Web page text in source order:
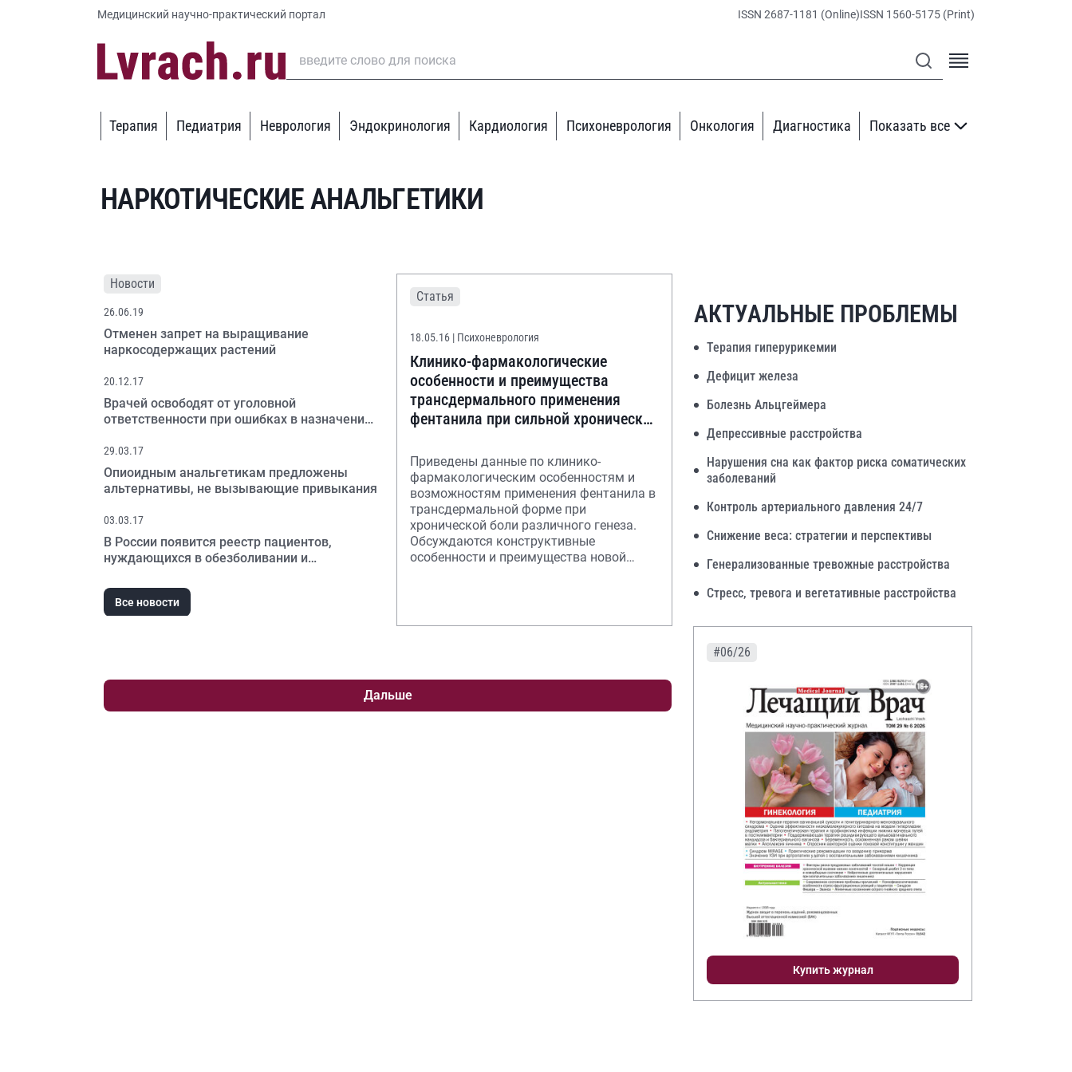
Медицинский научно-практический портал ISSN 2687-1181 (Online)ISSN 1560-5175 (Print)
Терапия Педиатрия Неврология Эндокринология Кардиология Психоневрология Онкология Диагностика Показать все
НАРКОТИЧЕСКИЕ АНАЛЬГЕТИКИ
Новости
26.06.19
Отменен запрет на выращивание
наркосодержащих растений
20.12.17
Врачей освободят от уголовной
ответственности при ошибках в назначении
29.03.17
Опиоидным анальгетикам предложены
альтернативы, не вызывающие привыкания
03.03.17
В России появится реестр пациентов,
нуждающихся в обезболивании и
Все новости
Статья
18.05.16 | Психоневрология
Клинико-фармакологические
особенности и преимущества
трансдермального применения
фентанила при сильной хронической
Приведены данные по клинико-
фармакологическим особенностям и
возможностям применения фентанила в
трансдермальной форме при
хронической боли различного генеза.
Обсуждаются конструктивные
особенности и преимущества новой
Дальше
АКТУАЛЬНЫЕ ПРОБЛЕМЫ
Терапия гиперурикемии
Дефицит железа
Болезнь Альцгеймера
Депрессивные расстройства
Нарушения сна как фактор риска соматических
заболеваний
Контроль артериального давления 24/7
Снижение веса: стратегии и перспективы
Генерализованные тревожные расстройства
Стресс, тревога и вегетативные расстройства
#06/26
Купить журнал